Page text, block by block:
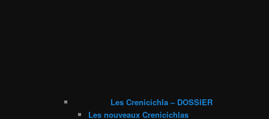
Les Crenicichla – DOSSIER
Les nouveaux Crenicichlas